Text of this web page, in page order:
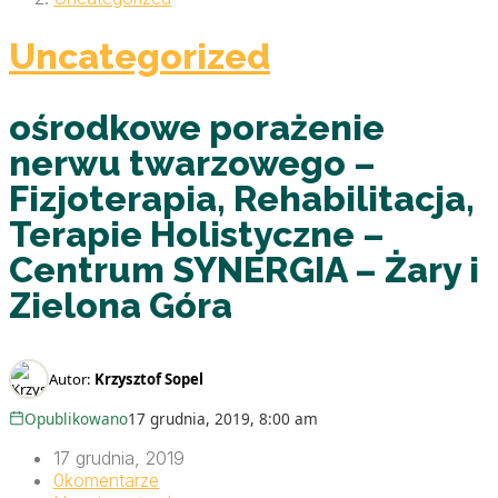
Uncategorized
ośrodkowe porażenie
nerwu twarzowego –
Fizjoterapia, Rehabilitacja,
Terapie Holistyczne –
Centrum SYNERGIA – Żary i
Zielona Góra
Autor: Krzysztof Sopel
Opublikowano17 grudnia, 2019, 8:00 am
17 grudnia, 2019
0komentarze